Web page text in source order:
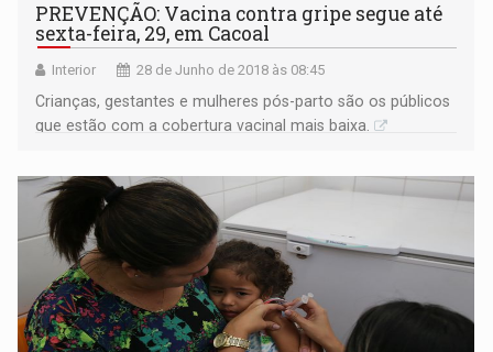
PREVENÇÃO: Vacina contra gripe segue até
sexta-feira, 29, em Cacoal
Interior 28 de Junho de 2018 às 08:45
Crianças, gestantes e mulheres pós-parto são os públicos
que estão com a cobertura vacinal mais baixa.